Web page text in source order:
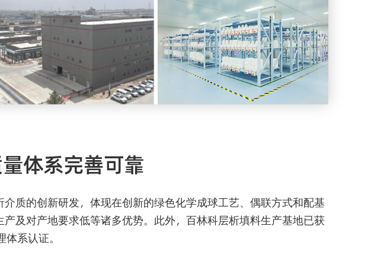
体系完善可靠
质的创新研发，体现在创新的绿色化学成球工艺、偶联方式和配基
及对产地要求低等诸多优势。此外，百林科层析填料生产基地已获
系认证。